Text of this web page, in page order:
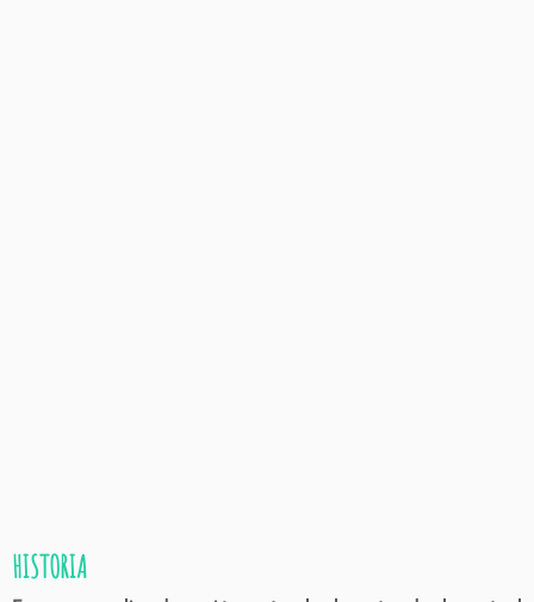
HISTORIA